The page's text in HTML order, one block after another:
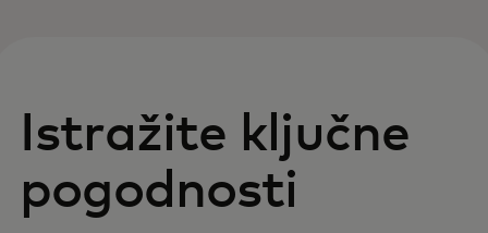
Istražite ključne
pogodnosti